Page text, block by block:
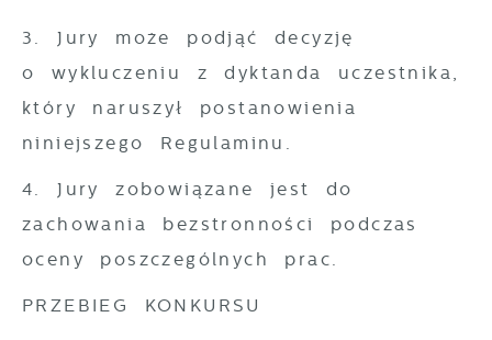
3. Jury może podjąć decyzję
o wykluczeniu z dyktanda uczestnika,
który naruszył postanowienia
niniejszego Regulaminu.
4. Jury zobowiązane jest do
zachowania bezstronności podczas
oceny poszczególnych prac.
PRZEBIEG KONKURSU